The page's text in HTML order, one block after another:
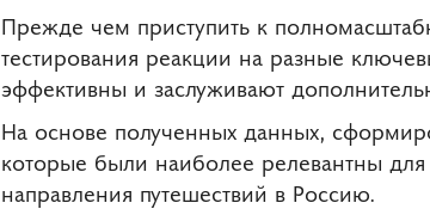
Прежде чем приступить к
тестирования реакции на разные
эффективны и заслуживают
На основе полученных данных,
которые были наиболее релевантны
направления путешествий в Россию.